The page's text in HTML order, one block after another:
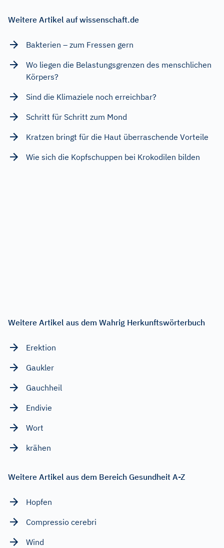
Weitere Artikel auf wissenschaft.de
Bakterien – zum Fressen gern
Wo liegen die Belastungsgrenzen des menschlichen
Körpers?
Sind die Klimaziele noch erreichbar?
Schritt für Schritt zum Mond
Kratzen bringt für die Haut überraschende Vorteile
Wie sich die Kopfschuppen bei Krokodilen bilden
Weitere Artikel aus dem Wahrig Herkunftswörterbuch
Erektion
Gaukler
Gauchheil
Endivie
Wort
krähen
Weitere Artikel aus dem Bereich Gesundheit A-Z
Hopfen
Compressio cerebri
Wind